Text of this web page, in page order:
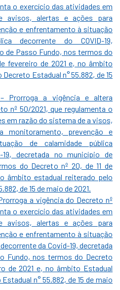
o exercício das atividades em
avisos, alertas e ações para
e enfrentamento à situação
decorrente do COVID-19,
de Passo Fundo, nos termos do
fevereiro de 2021 e, no âmbito
Estadual n° 55.882, de 15
Prorroga a vigência e altera
nº 50/2021, que regulamenta o
em razão do sistema de a visos,
monitoramento, prevenção e
de calamidade pública
19, decretada no município de
do Decreto nº 20, de 11 de
âmbito estadual reiterado pelo
de 15 de maio de 2021.
a vigência do Decreto nº
o exercício das atividades em
avisos, alertas e ações para
e enfrentamento à situação
da Covid-19, decretada
Fundo, nos termos do Decreto
de 2021 e, no âmbito Estadual
n° 55.882, de 15 de maio